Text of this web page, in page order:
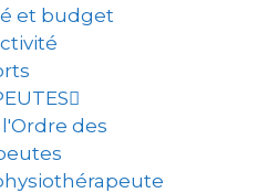
et budget
des